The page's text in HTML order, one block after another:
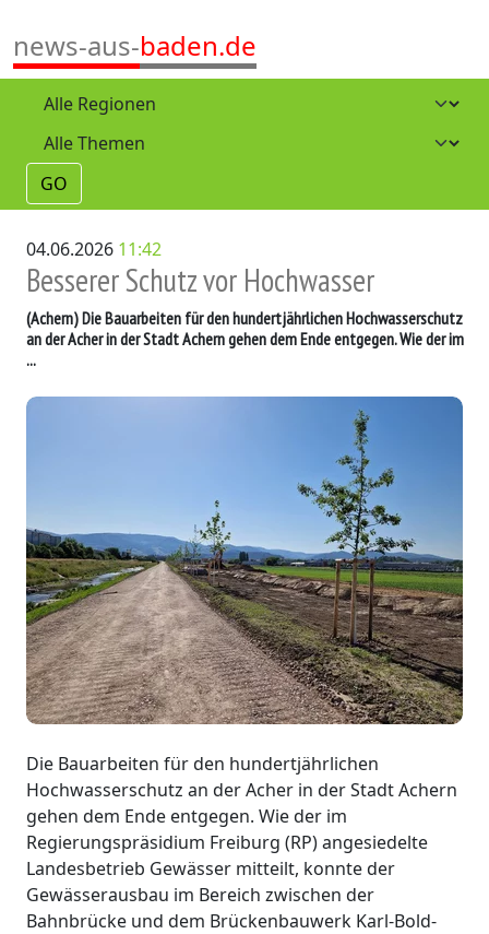
news-aus-baden.de
GO
04.06.2026 11:42
Besserer Schutz vor Hochwasser
(Achern)Die Bauarbeiten für den hundertjährlichen Hochwasserschutz
an der Acher in der Stadt Achern gehen dem Ende entgegen. Wie der im
...
Die Bauarbeiten für den hundertjährlichen
Hochwasserschutz an der Acher in der Stadt Achern
gehen dem Ende entgegen. Wie der im
Regierungspräsidium Freiburg (RP) angesiedelte
Landesbetrieb Gewässer mitteilt, konnte der
Gewässerausbau im Bereich zwischen der
Bahnbrücke und dem Brückenbauwerk Karl-Bold-